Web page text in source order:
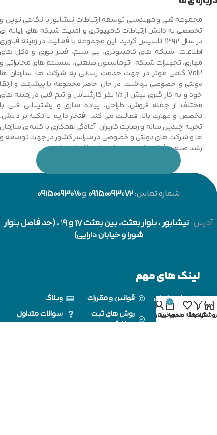
مجموعه فنی و مهندسی توسعه ارتباطات نیشابور با نگاهی نوین و
تخصصی به دانش ارتباطات کامپیوتری و امنیت شبکه های رایانه ای
در سال 1392 تاسیس گردید. این مجموعه با فعالیت در زمینه فناوری
اطلاعات، شبکه های کامپیوتری، بی سیم، فیبر نوری و دکل های
مهاری، تجهیزات شبکه، اتوماسیون صنعتی، سیستم های مخابراتی و
VoIP گامی موثر در جهت خدمت رسانی به شرکت ها، سازمان ها
دولتی و خصوصی برداشت. در حال حاضر مجموعه با پیشرفت و ارتقا
خود و به کار گیری بیش از 15 نفر کارشناس و تیم فنی در زمینه های
مختلف از جمله فروش، طراحی، پیاده سازی و پشتیبانی فنی با
تخصص و مهارت بالا، فعالیت می کند. افتخار داریم با تکیه بر دانش،
تجربه چندین ساله و رضایت کاربران، آمادگی همکاری با کلیه ی سازمان
ها و شرکت های دولتی و خصوصی در سراسر کشور در جهت توسعه و
رشد صنعت فناوری اطلاعات و ارتباطات را اعلام نماییم.
شماره تماس:09150093072و09150093070
آدرس:نیشابور
، بلوار بعثت، بین بعثت 17 و 19 ، (حد فاصل بلوار
شورا و خیابان دارایی)
لینک های مهم
صفحه اصلی
فروشگاه
قوانین و مقررات
روش های ثبت
سفارش
وبلاگ
سوالات متداول
فیلترهاعلاقه مندی
0
سبد خرید
حساب کاربری من